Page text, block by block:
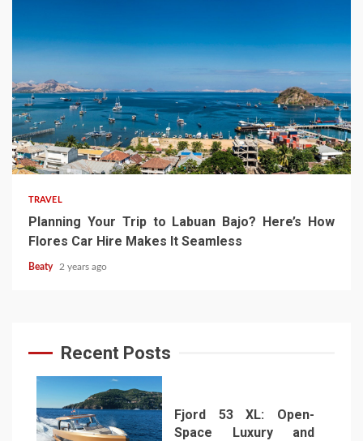
TRAVEL
Planning Your Trip to Labuan Bajo? Here’s How
Flores Car Hire Makes It Seamless
Beaty 2 years ago
Recent Posts
Fjord 53 XL: Open-
Space Luxury and